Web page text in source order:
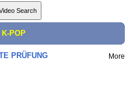
K-POP
PRÜFUNG More